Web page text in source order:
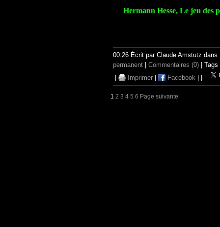
Hermann Hesse, Le jeu des
00:26 Écrit par Claude Amstutz dans
permanent
Commentaires (0) |
Imprimer Facebook
1 2 3 4 5 6 Page suivante